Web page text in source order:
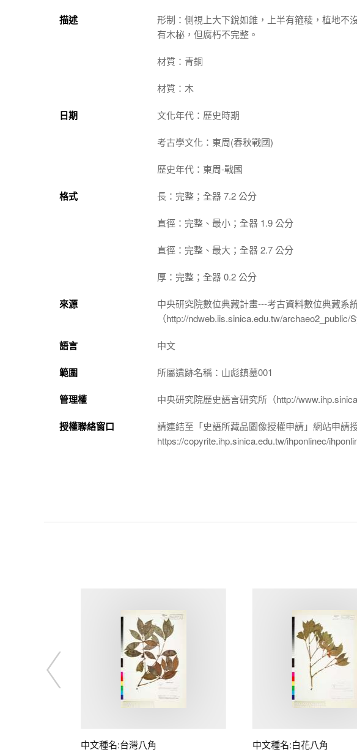
描述
形制：側視上大下銳如錐，上半有箍稜，植地不
有木柲，但腐朽不完整。
材質：青銅
材質：木
日期 文化年代：歷史時期
考古學文化：東周(春秋戰國)
歷史年代：東周-戰國
格式 長：完整；全器 7.2 公分
直徑：完整、最小；全器 1.9 公分
直徑：完整、最大；全器 2.7 公分
厚：完整；全器 0.2 公分
來源
中央研究院數位典藏計畫---考古資料數位典藏系
（http://ndweb.iis.sinica.edu.tw/
語言 中文
範圍 所屬遺跡名稱：山彪鎮墓001
管理權 中央研究院歷史語言研究所（http://
授權聯絡窗口
請連結至「史語所藏品圖像授權申請」網站申請
https://copyrite.ihp.sinica.edu.tw/ihponlinec/
中文種名:台灣八角 中文種名:白花八角